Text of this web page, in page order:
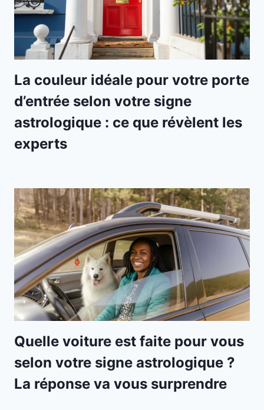
La couleur idéale pour votre porte
d’entrée selon votre signe
astrologique : ce que révèlent les
experts
Quelle voiture est faite pour vous
selon votre signe astrologique ?
La réponse va vous surprendre